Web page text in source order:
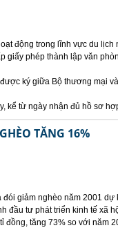
động trong lĩnh vực du lịch
giấy phép thành lập văn
ký giữa Bộ thương mại
kể từ ngày nhận đủ hồ sơ
TĂNG 16%
giảm nghèo năm 2001
đầu tư phát triển kinh tế xã
đồng, tăng 73% so với năm